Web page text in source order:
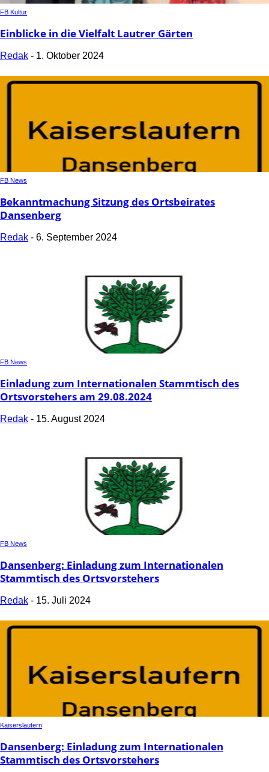
FB Kultur
Einblicke in die Vielfalt Lautrer Gärten
Redak - 1. Oktober 2024
FB News
Bekanntmachung Sitzung des Ortsbeirates
Dansenberg
Redak - 6. September 2024
FB News
Einladung zum Internationalen Stammtisch des
Ortsvorstehers am 29.08.2024
Redak - 15. August 2024
FB News
Dansenberg: Einladung zum Internationalen
Stammtisch des Ortsvorstehers
Redak - 15. Juli 2024
Kaiserslautern
Dansenberg: Einladung zum Internationalen
Stammtisch des Ortsvorstehers